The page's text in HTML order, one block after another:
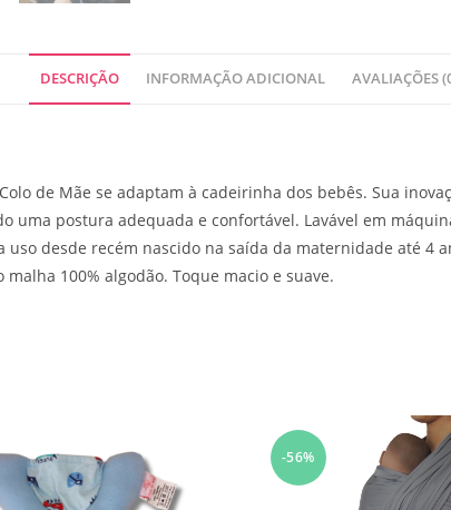
DESCRIÇÃO INFORMAÇÃO ADICIONAL AVALIAÇÕES
de Mãe se adaptam à cadeirinha dos bebês. Sua
uma postura adequada e confortável. Lavável em
desde recém nascido na saída da maternidade até 4
100% algodão. Toque macio e suave.
-56%